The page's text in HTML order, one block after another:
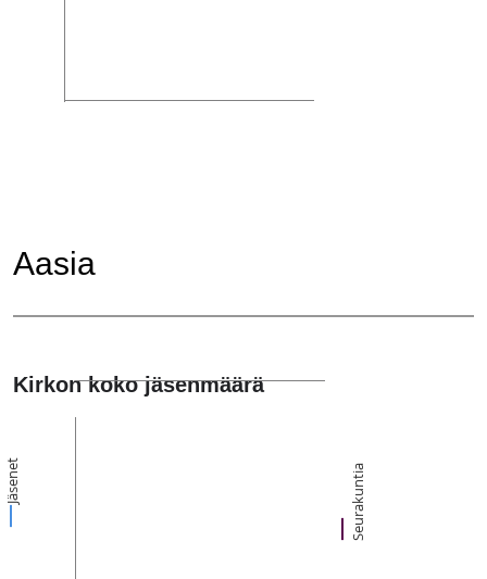
Aasia
Kirkon koko jäsenmäärä
Jäsenet Seurakuntia